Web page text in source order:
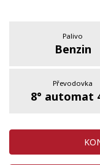
Palivo
Benzin
Převodovka
8° automat